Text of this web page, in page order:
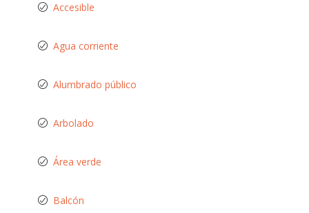
Accesible
Agua corriente
Alumbrado público
Arbolado
Área verde
Balcón